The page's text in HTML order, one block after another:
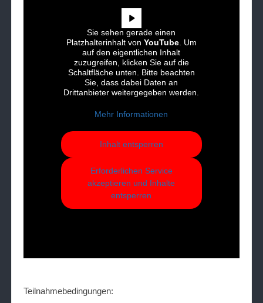
Sie sehen gerade einen
Platzhalterinhalt von YouTube. Um
auf den eigentlichen Inhalt
zuzugreifen, klicken Sie auf die
Schaltfläche unten. Bitte beachten
Sie, dass dabei Daten an
Drittanbieter weitergegeben werden.
Mehr Informationen
Inhalt entsperren
Erforderlichen Service
akzeptieren und Inhalte
entsperren
Teilnahmebedingungen: